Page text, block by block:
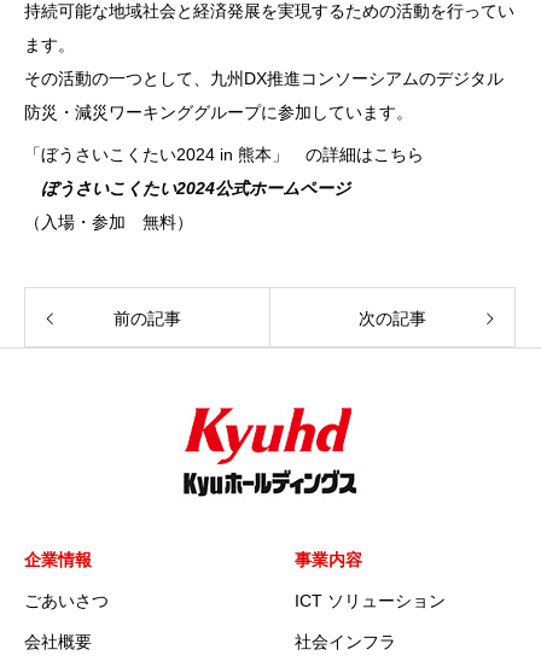
持続可能な地域社会と経済発展を実現するための活動を行ってい
ます。
その活動の一つとして、九州DX推進コンソーシアムのデジタル
防災・減災ワーキンググループに参加しています。
「ぼうさいこくたい2024 in 熊本」 の詳細はこちら
ぼうさいこくたい2024公式ホームページ
（入場・参加 無料）
前の記事 次の記事
企業情報
ごあいさつ
会社概要
事業内容
ICT ソリューション
社会インフラ